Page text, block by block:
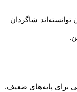
شاگردان
برای پایه‌های ضعیف.